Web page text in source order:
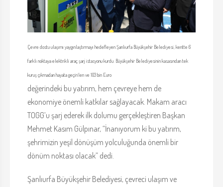
Çevre dostu ulaşımı yaygınlaştırmayı hedefleyen Şanlıurfa Büyükşehir Belediyesi, kentte 6
farklı noktaya elektrikli araç şarj istasyonu kurdu. Büyükşehir Belediyesinin kasasından tek
kuruş çıkmadan hayata geçirilen ve 103 bin Euro
değerindeki bu yatırım, hem çevreye hem de
ekonomiye önemli katkılar sağlayacak. Makam aracı
TOGG’u şarj ederek ilk dolumu gerçekleştiren Başkan
Mehmet Kasım Gülpınar, “İnanıyorum ki bu yatırım,
şehrimizin yeşil dönüşüm yolculuğunda önemli bir
dönüm noktası olacak” dedi.
Şanlıurfa Büyükşehir Belediyesi, çevreci ulaşım ve